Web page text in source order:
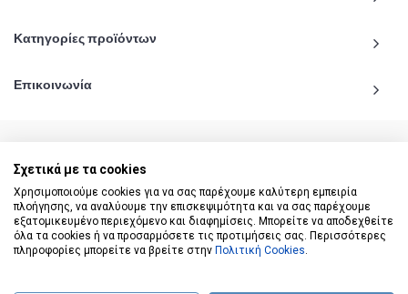
Κατηγορίες προϊόντων
Επικοινωνία
© 2020 - 2026 katiginetai.gr All Rights Reserved.
Σχετικά με τα cookies
Χρησιμοποιούμε cookies για να σας παρέχουμε καλύτερη εμπειρία
πλοήγησης, να αναλύουμε την επισκεψιμότητα και να σας παρέχουμε
εξατομικευμένο περιεχόμενο και διαφημίσεις. Μπορείτε να αποδεχθείτε
όλα τα cookies ή να προσαρμόσετε τις προτιμήσεις σας. Περισσότερες
πληροφορίες μπορείτε να βρείτε στην Πολιτική Cookies.